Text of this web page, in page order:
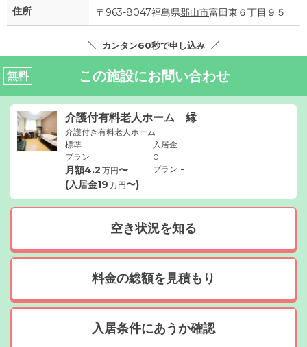
住所 〒963-8047福島県郡山市富田東６丁目９５
カンタン60秒で申し込み
無料 この施設にお問い合わせ
介護付有料老人ホーム 縁
介護付き有料老人ホーム
標準
プラン
月額4.2 万円〜
(入居金19 万円〜)
入居金
0
プラン -
空き状況を知る
料金の総額を見積もり
入居条件にあうか確認